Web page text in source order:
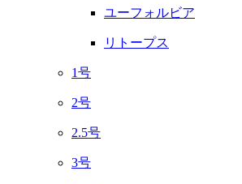
ユーフォルビア
リトープス
1号
2号
2.5号
3号